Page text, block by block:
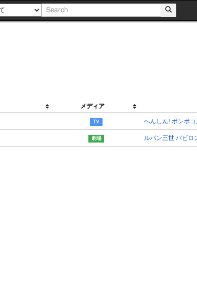
メディア
へんしん! ポンポコ
ルパン三世 バビロ